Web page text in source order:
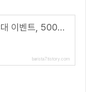
앱테크, 더폴 친구 초대 이벤트, 500원 상당 더폴코인(META) 지급
barista7.tistory.com